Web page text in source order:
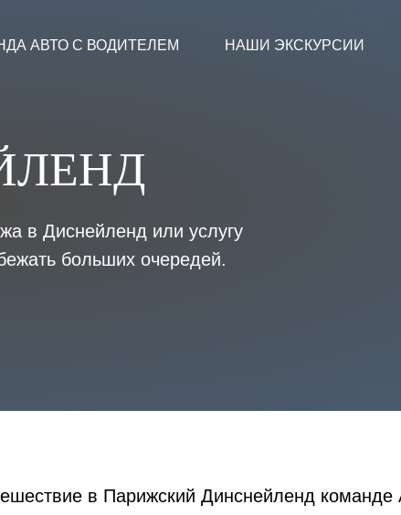
АВТО С ВОДИТЕЛЕМ НАШИ ЭКСКУРСИИ
в Диснейленд или услугу
больших очередей.
в Парижский Динснейленд команде